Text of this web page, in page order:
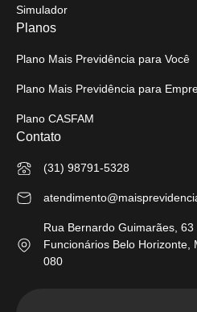
Simulador
Planos
Plano Mais Previdência para Você
Plano Mais Previdência para
Plano CASFAM
Contato
(31) 98791-5328
Rua Bernardo Guimarães, 63
Funcionários Belo Horizonte,
080